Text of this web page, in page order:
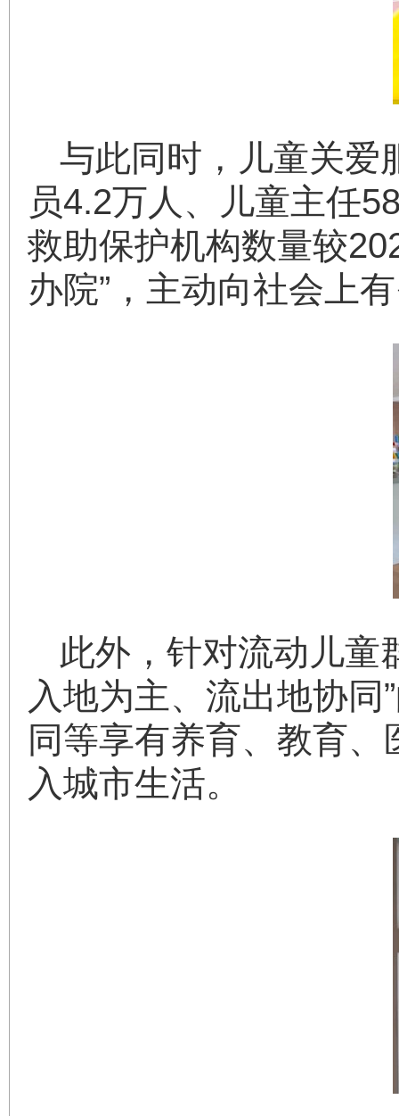
与此同时，儿童关爱
员4.2万人、儿童主任
救助保护机构数量较
办院”，主动向社会上
此外，针对流动儿童
入地为主、流出地协
同等享有养育、教育
入城市生活。